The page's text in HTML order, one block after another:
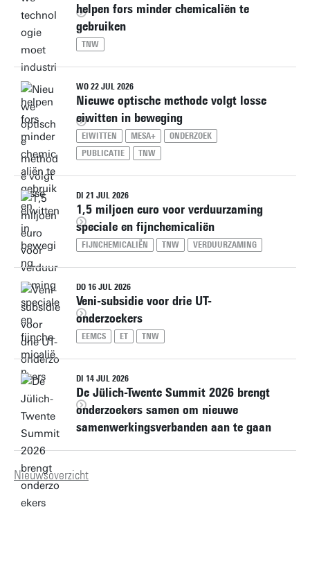
helpen fors minder chemicaliën te
gebruiken
TNW
WO 22 JUL 2026
Nieuwe optische methode volgt losse
eiwitten in beweging
EIWITTEN MESA+
ONDERZOEK
PUBLICATIE
TNW
DI 21 JUL 2026
1,5 miljoen euro voor verduurzaming
speciale en fijnchemicaliën
FIJNCHEMICALIËN TNW VERDUURZAMING
DO 16 JUL 2026
Veni-subsidie voor drie UT-
onderzoekers
EEMCS ET TNW
DI 14 JUL 2026
De Jülich-Twente Summit 2026 brengt
onderzoekers samen om nieuwe
samenwerkingsverbanden aan te gaan
Nieuwsoverzicht